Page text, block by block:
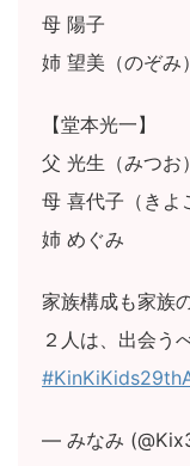
母 陽子
姉 望美（のぞみ）
【堂本光一】
父 光生（みつお）
母 喜代子（きよ
姉 めぐみ
家族構成も家族
２人は、出会う
— みなみ